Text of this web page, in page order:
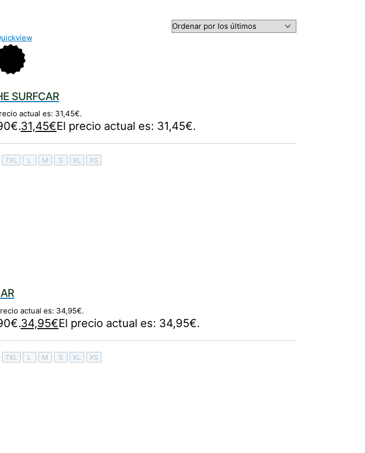
SURFCAR
actual es: 31,45€.
31,45€El precio actual es: 31,45€.
7XL L M S XL XS
actual es: 34,95€.
34,95€El precio actual es: 34,95€.
7XL L M S XL XS